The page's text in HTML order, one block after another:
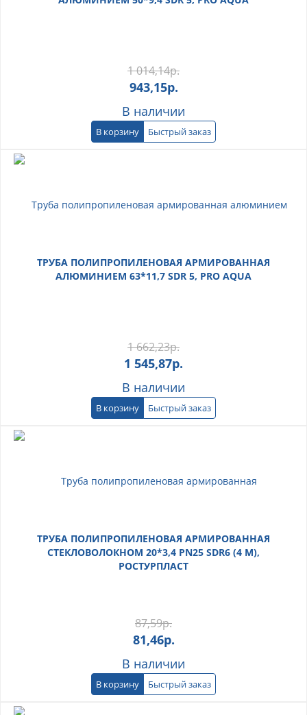
1 014,14р.
943,15р.
В наличии
В корзину Быстрый заказ
ТРУБА ПОЛИПРОПИЛЕНОВАЯ АРМИРОВАННАЯ
АЛЮМИНИЕМ 63*11,7 SDR 5, PRO AQUA
1 662,23р.
1 545,87р.
В наличии
В корзину Быстрый заказ
ТРУБА ПОЛИПРОПИЛЕНОВАЯ АРМИРОВАННАЯ
СТЕКЛОВОЛОКНОМ 20*3,4 PN25 SDR6 (4 М),
РОСТУРПЛАСТ
87,59р.
81,46р.
В наличии
В корзину Быстрый заказ